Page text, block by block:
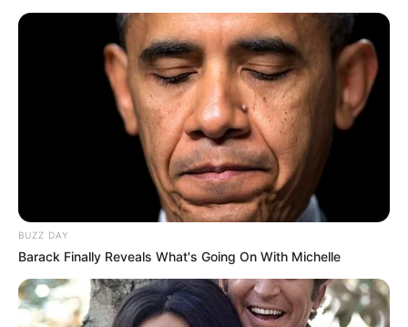
BUZZ DAY
Barack Finally Reveals What's Going On With Michelle